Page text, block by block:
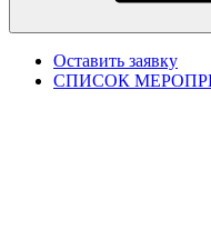
Оставить заявку
СПИСОК